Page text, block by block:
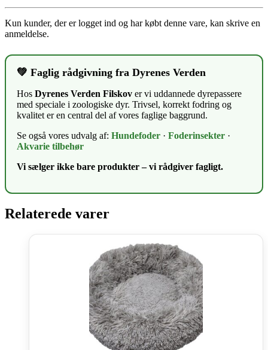
Kun kunder, der er logget ind og har købt denne vare, kan skrive en
anmeldelse.
💚 Faglig rådgivning fra Dyrenes Verden
Hos Dyrenes Verden Filskov er vi uddannede dyrepassere
med speciale i zoologiske dyr. Trivsel, korrekt fodring og
kvalitet er en central del af vores faglige baggrund.
Se også vores udvalg af: Hundefoder · Foderinsekter ·
Akvarie tilbehør
Vi sælger ikke bare produkter – vi rådgiver fagligt.
Relaterede varer